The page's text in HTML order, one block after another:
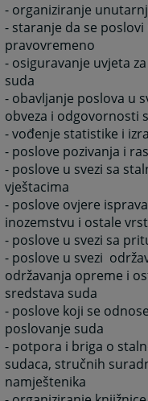
- organiziranje
- staranje da se
pravovremeno
- osiguravanje uvjeta
suda
- obavljanje poslova u
obveza i odgovornosti
- vođenje statistike i
- poslove pozivanja i
- poslove u svezi sa
vještacima
- poslove ovjere
inozemstvu i ostale
- poslove u svezi sa
- poslove u svezi
održavanja opreme i
sredstava suda
- poslove koji se
poslovanje suda
- potpora i briga o
sudaca, stručnih
namještenika